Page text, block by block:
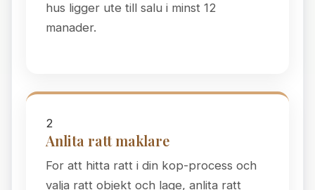
hus ligger ute till salu i minst 12
manader.
2
Anlita ratt maklare
For att hitta ratt i din kop-process och
valja ratt objekt och lage, anlita ratt